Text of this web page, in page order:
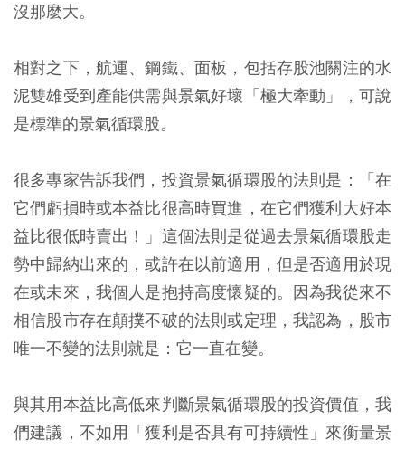
沒那麼大。
相對之下，航運、鋼鐵、面板，包括存股池關注的水
泥雙雄受到產能供需與景氣好壞「極大牽動」，可說
是標準的景氣循環股。
很多專家告訴我們，投資景氣循環股的法則是：「在
它們虧損時或本益比很高時買進，在它們獲利大好本
益比很低時賣出！」這個法則是從過去景氣循環股走
勢中歸納出來的，或許在以前適用，但是否適用於現
在或未來，我個人是抱持高度懷疑的。因為我從來不
相信股市存在顛撲不破的法則或定理，我認為，股市
唯一不變的法則就是：它一直在變。
與其用本益比高低來判斷景氣循環股的投資價值，我
們建議，不如用「獲利是否具有可持續性」來衡量景